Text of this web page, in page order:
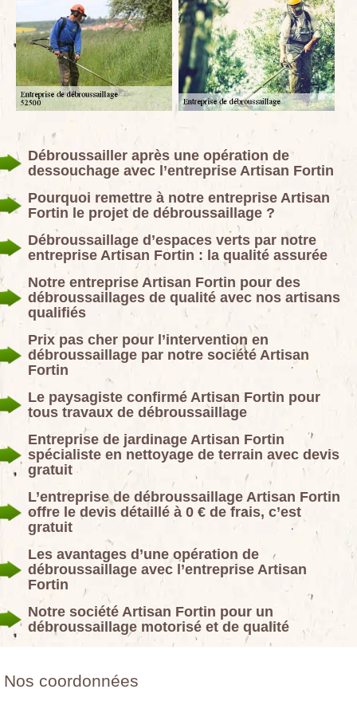
Débroussailler après une opération de
dessouchage avec l’entreprise Artisan Fortin
Pourquoi remettre à notre entreprise Artisan
Fortin le projet de débroussaillage ?
Débroussaillage d’espaces verts par notre
entreprise Artisan Fortin : la qualité assurée
Notre entreprise Artisan Fortin pour des
débroussaillages de qualité avec nos artisans
qualifiés
Prix pas cher pour l’intervention en
débroussaillage par notre société Artisan
Fortin
Le paysagiste confirmé Artisan Fortin pour
tous travaux de débroussaillage
Entreprise de jardinage Artisan Fortin
spécialiste en nettoyage de terrain avec devis
gratuit
L’entreprise de débroussaillage Artisan Fortin
offre le devis détaillé à 0 € de frais, c’est
gratuit
Les avantages d’une opération de
débroussaillage avec l’entreprise Artisan
Fortin
Notre société Artisan Fortin pour un
débroussaillage motorisé et de qualité
Nos coordonnées